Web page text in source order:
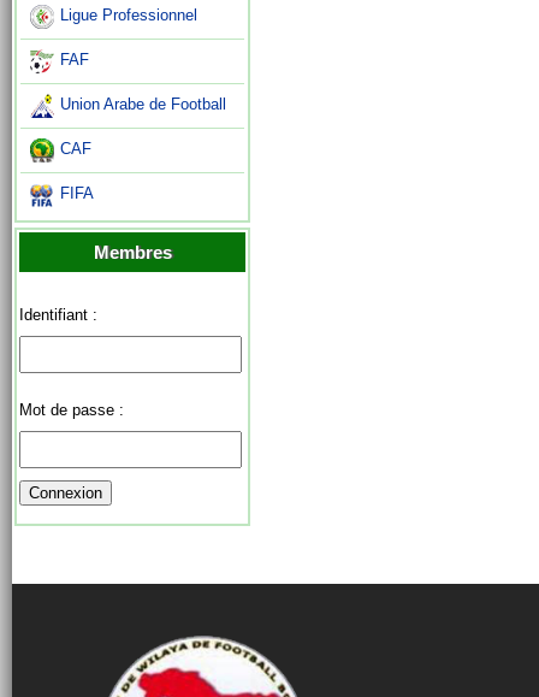
Ligue Professionnel
FAF
Union Arabe de Football
CAF
FIFA
Membres
Identifiant :
Mot de passe :